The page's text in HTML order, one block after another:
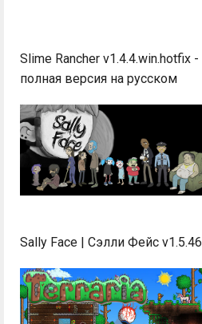
Slime Rancher v1.4.4.win.hotfix -
полная версия на русском
Sally Face | Сэлли Фейс v1.5.46